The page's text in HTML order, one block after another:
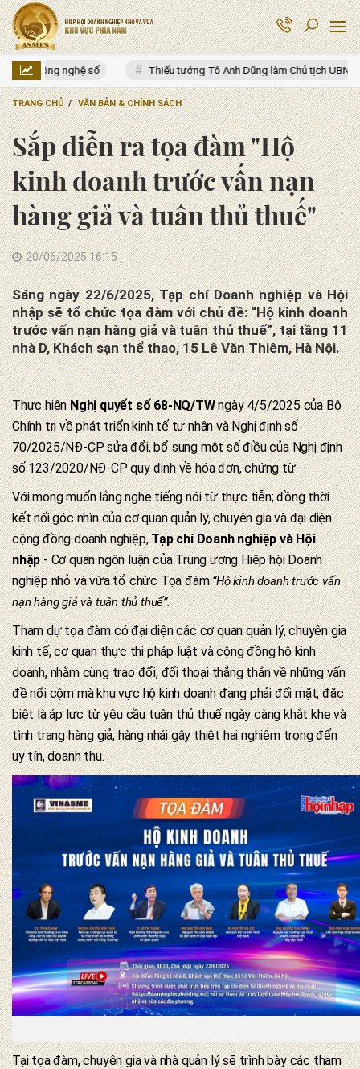
Thiếu tướng Tô Anh Dũng làm Chủ tịch UBND tỉnh Thanh Hóa
TRANG CHỦ VĂN BẢN & CHÍNH SÁCH
Sắp diễn ra tọa đàm "Hộ
kinh doanh trước vấn nạn
hàng giả và tuân thủ thuế"
20/06/2025 16:15
Sáng ngày 22/6/2025, Tạp chí Doanh nghiệp và Hội
nhập sẽ tổ chức tọa đàm với chủ đề: “Hộ kinh doanh
trước vấn nạn hàng giả và tuân thủ thuế”, tại tầng 11
nhà D, Khách sạn thể thao, 15 Lê Văn Thiêm, Hà Nội.
Thực hiệnNghị quyết số 68-NQ/TWngày 4/5/2025 của Bộ
Chính trị về phát triển kinh tế tư nhân và Nghị định số
70/2025/NĐ-CP sửa đổi, bổ sung một số điều của Nghị định
số 123/2020/NĐ-CP quy định về hóa đơn, chứng từ.
Với mong muốn lắng nghe tiếng nói từ thực tiễn; đồng thời
kết nối góc nhìn của cơ quan quản lý, chuyên gia và đại diện
cộng đồng doanh nghiệp,Tạp chí Doanh nghiệp và Hội
nhập- Cơ quan ngôn luận của Trung ương Hiệp hội Doanh
nghiệp nhỏ và vừa tổ chức Tọa đàm“Hộ kinh doanh trước vấn
nạn hàng giả và tuân thủ thuế”.
Tham dự tọa đàm có đại diện các cơ quan quản lý, chuyên gia
kinh tế, cơ quan thực thi pháp luật và cộng đồng hộ kinh
doanh, nhằm cùng trao đổi, đối thoại thẳng thắn về những vấn
đề nổi cộm mà khu vực hộ kinh doanh đang phải đối mặt, đặc
biệt là áp lực từ yêu cầu tuân thủ thuế ngày càng khắt khe và
tình trạng hàng giả, hàng nhái gây thiệt hại nghiêm trọng đến
uy tín, doanh thu.
Tại tọa đàm, chuyên gia và nhà quản lý sẽ trình bày các tham